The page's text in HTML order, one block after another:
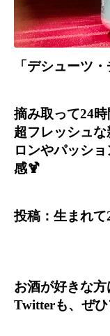
「デシューツ ・
摘み取って24
超フレッシュ
ロンやパッシ
感🍹
投稿：生まれて
お酒が好きな方
Twitterも、ぜ